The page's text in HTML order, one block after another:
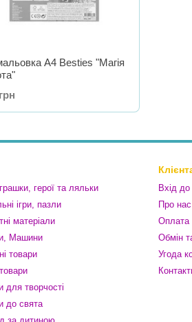
A4 Besties "Магія
герої та ляльки
ігри, пазли
матеріали
Машини
товари
для творчості
до свята
Вхід до
Про нас
Оплата
Обмін
Угода